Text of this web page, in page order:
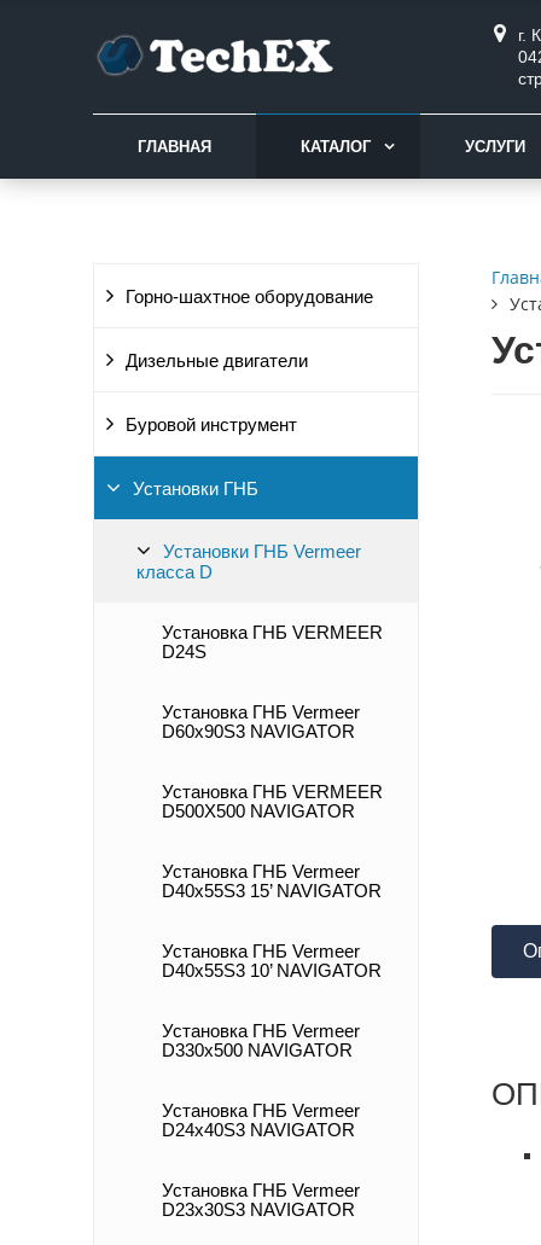
г.
ГЛАВНАЯ КАТАЛОГ УСЛУГИ
Горно-шахтное оборудование
Дизельные двигатели
Буровой инструмент
Установки ГНБ
Установки ГНБ Vermeer
класса D
Установка ГНБ VERMEER
D24S
Установка ГНБ Vermeer
D60x90S3 NAVIGATOR
Установка ГНБ VERMEER
D500X500 NAVIGATOR
Установка ГНБ Vermeer
D40x55S3 15’ NAVIGATOR
Установка ГНБ Vermeer
D40x55S3 10’ NAVIGATOR
Установка ГНБ Vermeer
D330x500 NAVIGATOR
Установка ГНБ Vermeer
D24x40S3 NAVIGATOR
Установка ГНБ Vermeer
D23x30S3 NAVIGATOR